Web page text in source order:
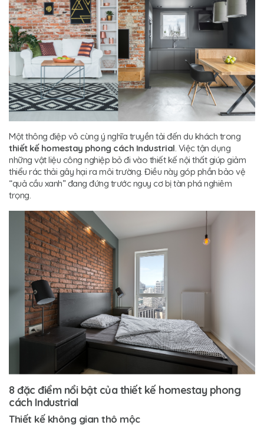
Một thông điệp vô cùng ý nghĩa truyền tải đến du khách trong
thiết kế homestay phong cách Industrial . Việc tận dụng
những vật liệu công nghiệp bỏ đi vào thiết kế nội thất giúp giảm
thiểu rác thải gây hại ra môi trường. Điều này góp phần bảo vệ
“quả cầu xanh” đang đứng trước nguy cơ bị tàn phá nghiêm
trọng.
8 đặc điểm nổi bật của thiết kế homestay phong
cách Industrial
Thiết kế không gian thô mộc